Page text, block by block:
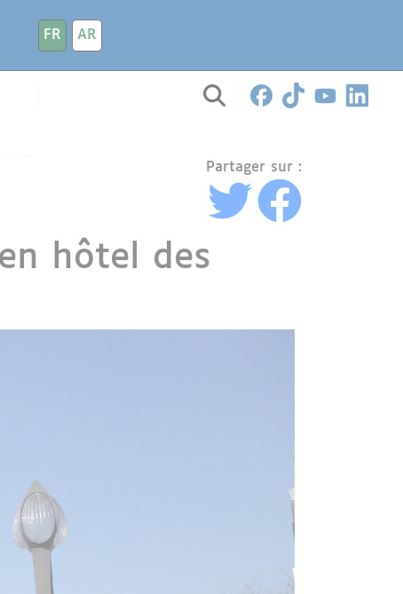
FR
AR
Partager sur :
hôtel des